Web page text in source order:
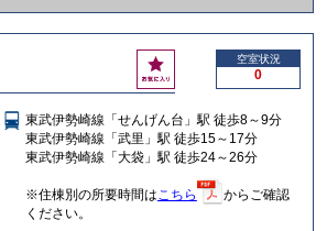
か
け
る
お
気
入
り
空室状況
0
東武伊勢崎線「せんげん台」駅 徒歩8～9分
東武伊勢崎線「武里」駅 徒歩15～17分
東武伊勢崎線「大袋」駅 徒歩24～26分
※住棟別の所要時間はこちら
からご確認
ください。